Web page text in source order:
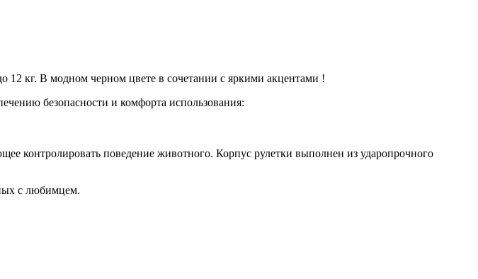
12 кг. В модном черном цвете в сочетании с яркими акцентами !
безопасности и комфорта использования:
контролировать поведение животного. Корпус рулетки выполнен из ударопрочного
с любимцем.